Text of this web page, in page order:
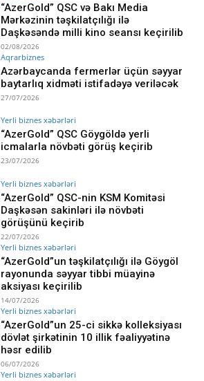
“AzerGold” QSC və Bakı Media
Mərkəzinin təşkilatçılığı ilə
Daşkəsəndə milli kino seansı keçirilib
02/08/2026
Aqrarbiznes
Azərbaycanda fermerlər üçün səyyar
baytarlıq xidməti istifadəyə veriləcək
27/07/2026
Yerli biznes xəbərləri
“AzerGold” QSC Göygöldə yerli
icmalarla növbəti görüş keçirib
23/07/2026
Yerli biznes xəbərləri
“AzerGold” QSC-nin KSM Komitəsi
Daşkəsən sakinləri ilə növbəti
görüşünü keçirib
22/07/2026
Yerli biznes xəbərləri
“AzerGold”un təşkilatçılığı ilə Göygöl
rayonunda səyyar tibbi müayinə
aksiyası keçirilib
14/07/2026
Yerli biznes xəbərləri
“AzerGold”un 25-ci sikkə kolleksiyası
dövlət şirkətinin 10 illik fəaliyyətinə
həsr edilib
06/07/2026
Yerli biznes xəbərləri